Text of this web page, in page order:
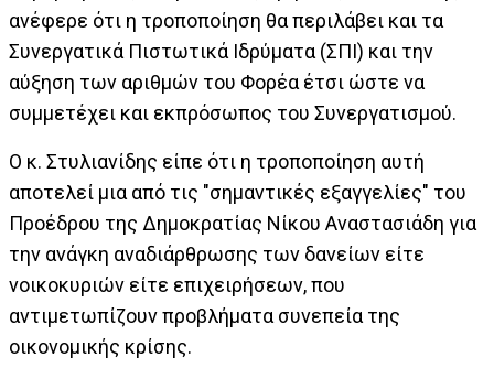
ανέφερε ότι η τροποποίηση θα περιλάβει και τα
Συνεργατικά Πιστωτικά Ιδρύματα (ΣΠΙ) και την
αύξηση των αριθμών του Φορέα έτσι ώστε να
συμμετέχει και εκπρόσωπος του Συνεργατισμού.
Ο κ. Στυλιανίδης είπε ότι η τροποποίηση αυτή
αποτελεί μια από τις "σημαντικές εξαγγελίες" του
Προέδρου της Δημοκρατίας Νίκου Αναστασιάδη για
την ανάγκη αναδιάρθρωσης των δανείων είτε
νοικοκυριών είτε επιχειρήσεων, που
αντιμετωπίζουν προβλήματα συνεπεία της
οικονομικής κρίσης.